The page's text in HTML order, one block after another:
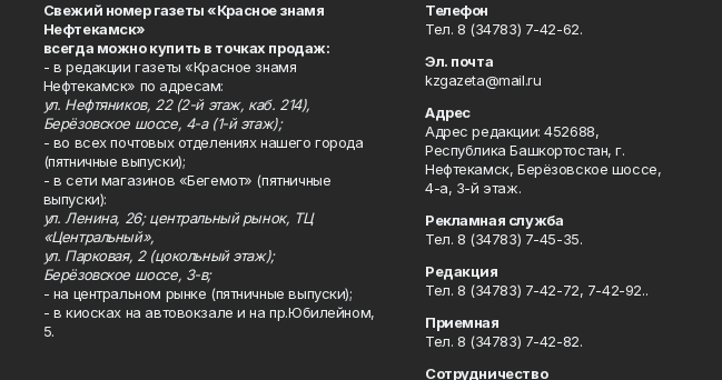
Свежий номер газеты «Красное знамя
Нефтекамск»
всегда можно купить в точках продаж:
- в редакции газеты «Красное знамя
Нефтекамск» по адресам:
ул. Нефтяников, 22 (2-й этаж, каб. 214),
Берёзовское шоссе, 4-а (1-й этаж);
- во всех почтовых отделениях нашего города
(пятничные выпуски);
- в сети магазинов «Бегемот» (пятничные
выпуски):
ул. Ленина, 26; центральный рынок, ТЦ
«Центральный»,
ул. Парковая, 2 (цокольный этаж);
Берёзовское шоссе, 3-в;
- на центральном рынке (пятничные выпуски);
- в киосках на автовокзале и на пр.Юбилейном,
5.
Телефон
Тел. 8 (34783) 7-42-62.
Эл. почта
kzgazeta@mail.ru
Адрес
Адрес редакции: 452688,
Республика Башкортостан, г.
Нефтекамск, Берёзовское шоссе,
4-а, 3-й этаж.
Рекламная служба
Тел. 8 (34783) 7-45-35.
Редакция
Тел. 8 (34783) 7-42-72, 7-42-92..
Приемная
Тел. 8 (34783) 7-42-82.
Сотрудничество